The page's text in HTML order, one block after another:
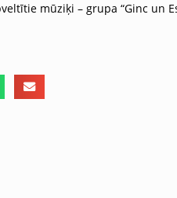
mūziķi – grupa “Ginc un